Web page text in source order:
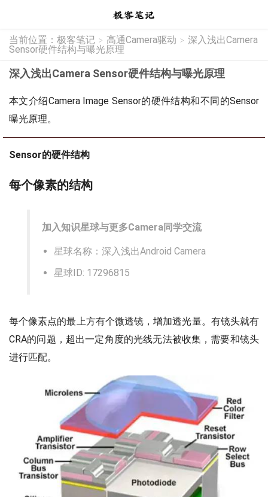
当前位置： 极客笔记 > 高通Camera驱动 > 深入浅出Camera
Sensor硬件结构与曝光原理
深入浅出Camera Sensor硬件结构与曝光原理
本文介绍Camera Image Sensor的硬件结构和不同的Sensor
曝光原理。
Sensor的硬件结构
每个像素的结构
加入知识星球与更多Camera同学交流
星球名称：深入浅出Android Camera
星球ID: 17296815
每个像素点的最上方有个微透镜，增加透光量。有镜头就有
CRA的问题，超出一定角度的光线无法被收集，需要和镜头
进行匹配。